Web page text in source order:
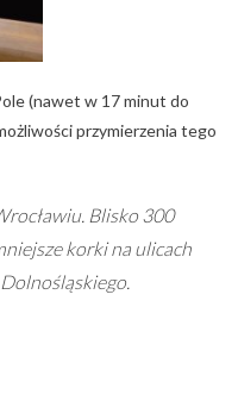
(nawet w 17 minut do
przymierzenia tego
Blisko 300
korki na ulicach